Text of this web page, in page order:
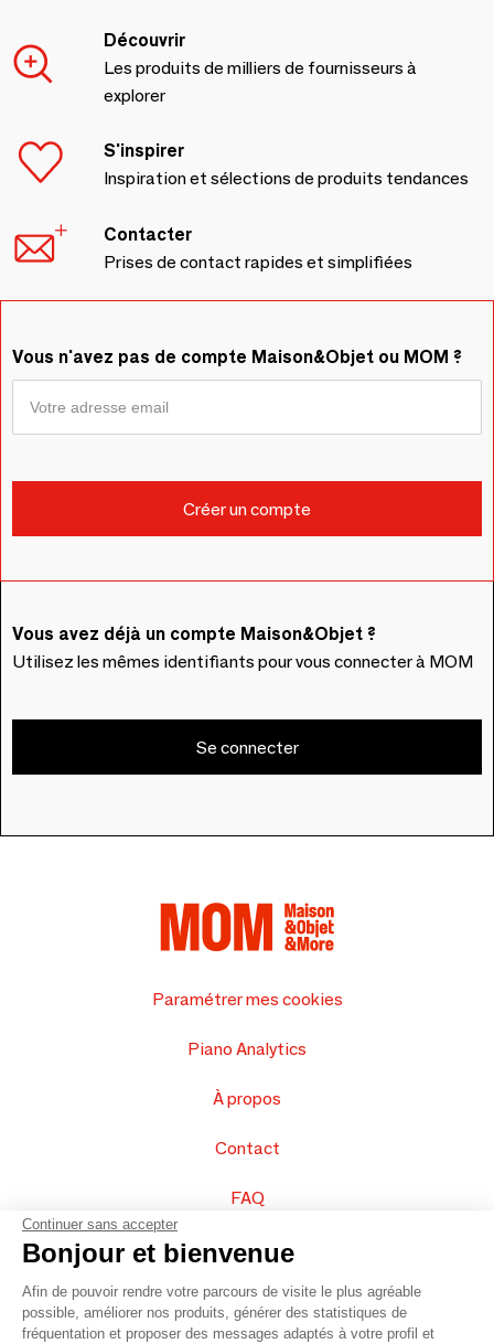
Découvrir
Les produits de milliers de fournisseurs à
explorer
S'inspirer
Inspiration et sélections de produits tendances
Contacter
Prises de contact rapides et simplifiées
Vous n'avez pas de compte Maison&Objet ou MOM ?
Vous avez déjà un compte Maison&Objet ?
Utilisez les mêmes identifiants pour vous connecter à MOM
Se connecter
Paramétrer mes cookies
Piano Analytics
À propos
Contact
FAQ
Vendez vos produits
Plan du site
Continuer sans accepter
Bonjour et bienvenue
Afin de pouvoir rendre votre parcours de visite le plus agréable
possible, améliorer nos produits, générer des statistiques de
fréquentation et proposer des messages adaptés à votre profil et